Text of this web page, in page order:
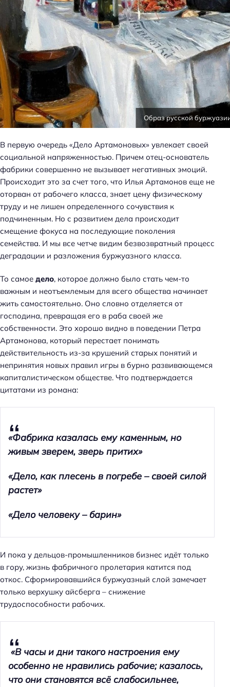
Образ русской
В первую очередь «Дело Артамоновых» увлекает своей
социальной напряженностью. Причем отец-основатель
фабрики совершенно не вызывает негативных эмоций.
Происходит это за счет того, что Илья Артамонов еще не
оторван от рабочего класса, знает цену физическому
труду и не лишен определенного сочувствия к
подчиненным. Но с развитием дела происходит
смещение фокуса на последующие поколения
семейства. И мы все четче видим безвозвратный процесс
деградации и разложения буржуазного класса.
То самое дело, которое должно было стать чем-то
важным и неотъемлемым для всего общества начинает
жить самостоятельно. Оно словно отделяется от
господина, превращая его в раба своей же
собственности. Это хорошо видно в поведении Петра
Артамонова, который перестает понимать
действительность из-за крушений старых понятий и
непринятия новых правил игры в бурно развивающемся
капиталистическом обществе. Что подтверждается
цитатами из романа:
«Фабрика казалась ему каменным, но
живым зверем, зверь притих»
«Дело, как плесень в погребе – своей силой
растет»
«Дело человеку – барин»
И пока у дельцов-промышленников бизнес идёт только
в гору, жизнь фабричного пролетария катится под
откос. Сформировавшийся буржуазный слой замечает
только верхушку айсберга – снижение
трудоспособности рабочих.
«В часы и дни такого настроения ему
особенно не нравились рабочие; казалось,
что они становятся всё слабосильнее,